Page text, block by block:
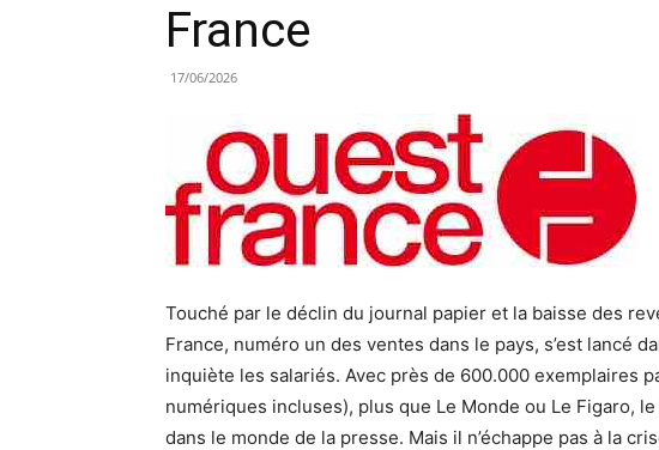
France
17/06/2026
Touché par le déclin du journal papier et la baisse des
France, numéro un des ventes dans le pays, s’est lancé
inquiète les salariés. Avec près de 600.000 exemplaires
numériques incluses), plus que Le Monde ou Le Figaro,
dans le monde de la presse. Mais il n’échappe pas à la